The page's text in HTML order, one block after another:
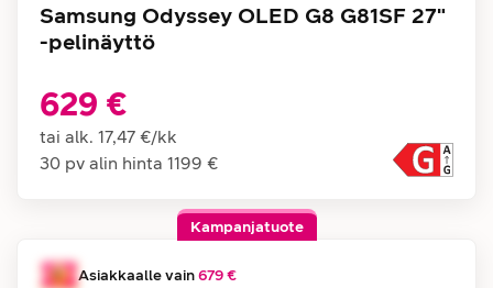
Samsung Odyssey OLED G8 G81SF 27"
-pelinäyttö
629 €
tai alk. 17,47 €/kk
30 pv alin hinta 1199 €
Kampanjatuote
Asiakkaalle vain679 €